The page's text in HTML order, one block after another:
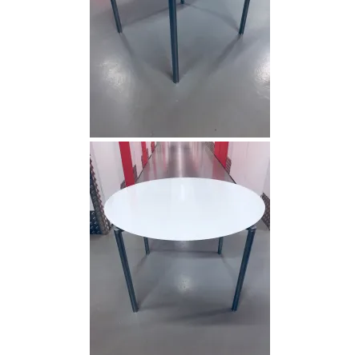
HOME
VINTAGE FURNITURE
SIDEBOARDS &
SOFAS & SESSEL
STÜHLE &
LAMPEN
SALE